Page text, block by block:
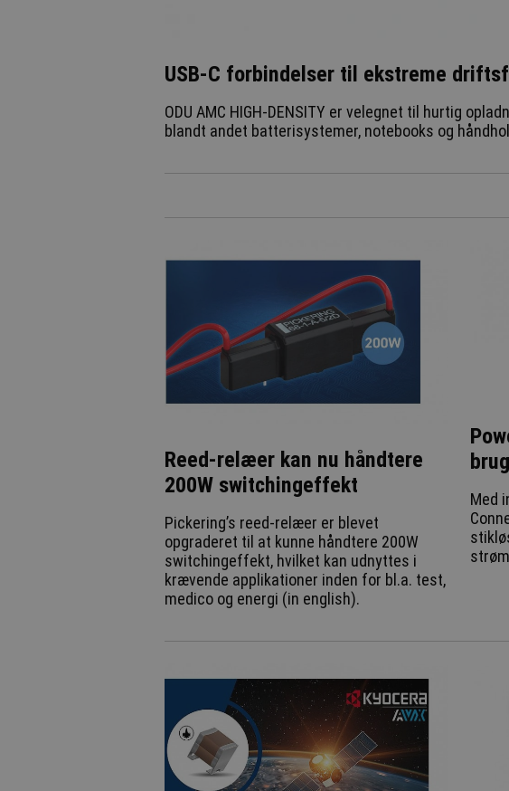
USB-C forbindelser til ekstreme
ODU AMC HIGH-DENSITY er velegnet til hurtig
blandt andet batterisystemer, notebooks og
Reed-relæer kan nu håndtere
200W switchingeffekt
Pickering’s reed-relæer er blevet
opgraderet til at kunne håndtere 200W
switchingeffekt, hvilket kan udnyttes i
krævende applikationer inden for bl.a. test,
medico og energi (in english).
brug
Med